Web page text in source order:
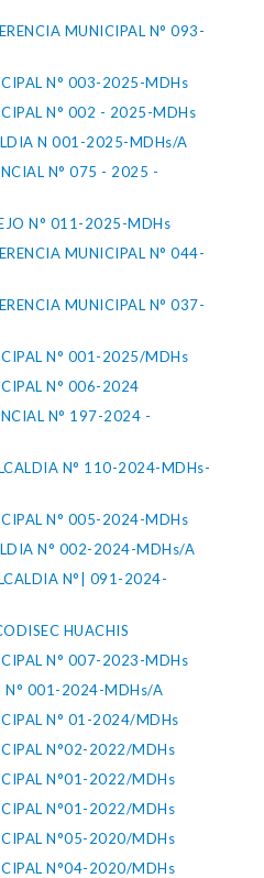
MUNICIPAL N° 093-
N° 003-2025-MDHs
N° 002 - 2025-MDHs
N 001-2025-MDHs/A
N° 075 - 2025 -
N° 011-2025-MDHs
MUNICIPAL N° 044-
MUNICIPAL N° 037-
N° 001-2025/MDHs
N° 006-2024
N° 197-2024 -
N° 110-2024-MDHs-
N° 005-2024-MDHs
N° 002-2024-MDHs/A
N°| 091-2024-
HUACHIS
N° 007-2023-MDHs
N° 001-2024-MDHs/A
N° 01-2024/MDHs
N°02-2022/MDHs
N°01-2022/MDHs
N°01-2022/MDHs
N°05-2020/MDHs
N°04-2020/MDHs